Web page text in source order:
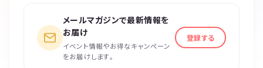
メールマガジンで最新情報を
お届け
イベント情報やお得なキャンペーン
をお届けします。
登録する